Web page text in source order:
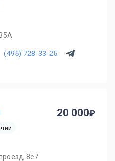
(495) 728-33-25
8с7
20 000